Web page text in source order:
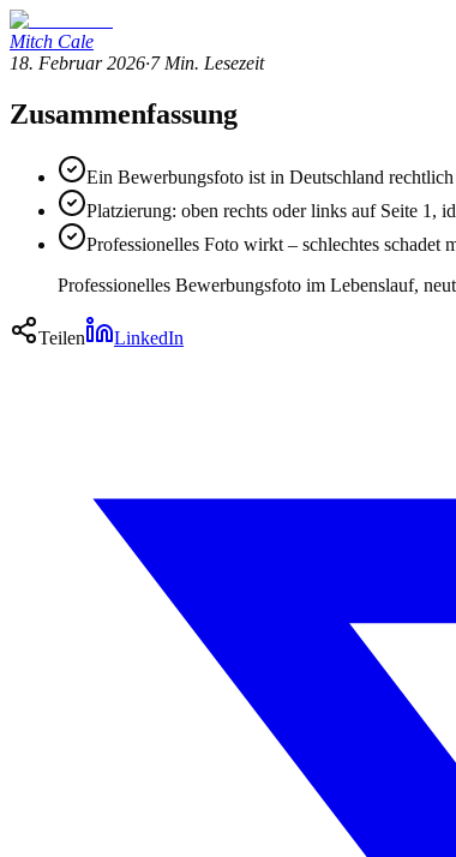
Mitch Cale
18. Februar 2026·7 Min. Lesezeit
Zusammenfassung
Ein Bewerbungsfoto ist in Deutschland
Platzierung: oben rechts oder links auf Seite 1,
Professionelles Foto wirkt – schlechtes
Professionelles Bewerbungsfoto im Lebenslauf,
Teilen LinkedIn